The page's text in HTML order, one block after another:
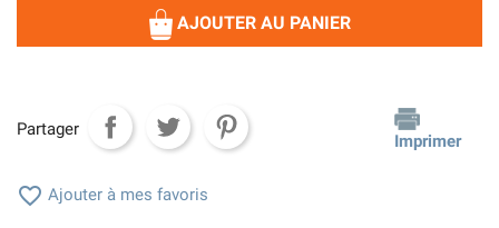
AJOUTER AU PANIER
Partager
Imprimer
 Ajouter à mes favoris